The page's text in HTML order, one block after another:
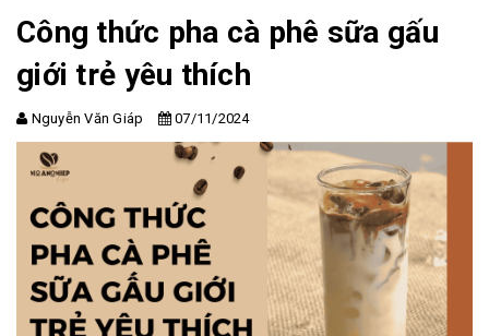
Công thức pha cà phê sữa gấu
giới trẻ yêu thích
Nguyễn Văn Giáp 07/11/2024